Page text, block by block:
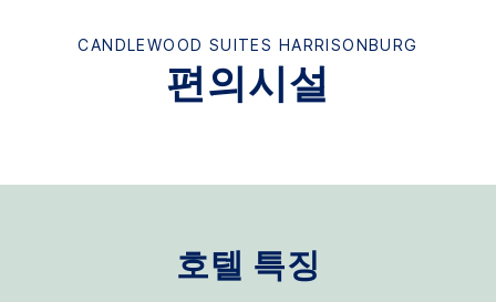
CANDLEWOOD SUITES HARRISONBURG
편의시설
호텔 특징